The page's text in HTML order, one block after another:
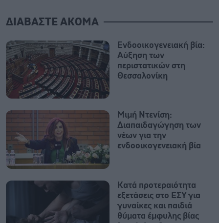
ΔΙΑΒΑΣΤΕ ΑΚΟΜΑ
Ενδοοικογενειακή βία:
Αύξηση των
περιστατικών στη
Θεσσαλονίκη
Μιμή Ντενίση:
Διαπαιδαγώγηση των
νέων για την
ενδοοικογενειακή βία
Κατά προτεραιότητα
εξετάσεις στο ΕΣΥ για
γυναίκες και παιδιά
θύματα έμφυλης βίας